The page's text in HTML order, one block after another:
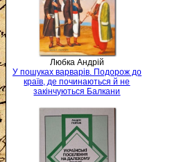
Любка Андрій
У пошуках варварів. Подорож до
країв, де починаються й не
закінчуються Балкани